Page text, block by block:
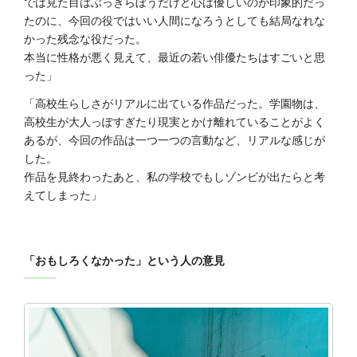
たのに、今回の役ではいい人間になろうとしても結局なれな
かった残念な役だった。
本当に性格が悪く見えて、最近の若い俳優たちはすごいと思
った」
「高校生らしさがリアルに出ている作品だった。学園物は、
高校生が大人っぽすぎたり現実とかけ離れていることがよく
あるが、今回の作品は一つ一つの言動など、リアルな感じが
した。
作品を見終わったあと、私の学校でもしゾンビが出たらと考
えてしまった」
「おもしろくなかった」という人の意見